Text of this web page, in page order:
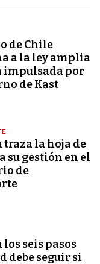
de Chile
a la ley amplia
impulsada por
de Kast
traza la hoja de
su gestión en el
de
los seis pasos
debe seguir si